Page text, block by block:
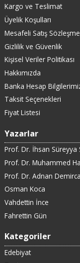
Kargo ve Teslimat
Üyelik Koşulları
Mesafeli Satış
Gizlilik ve Güvenlik
Kişisel Veriler Politikası
Hakkımızda
Banka Hesap
Taksit Seçenekleri
Fiyat Listesi
Yazarlar
Prof. Dr. İhsan Süreyya
Prof. Dr. Muhammed
Prof. Dr. Adnan
Osman Koca
Vahdettin İnce
Fahrettin Gün
Kategoriler
Edebiyat